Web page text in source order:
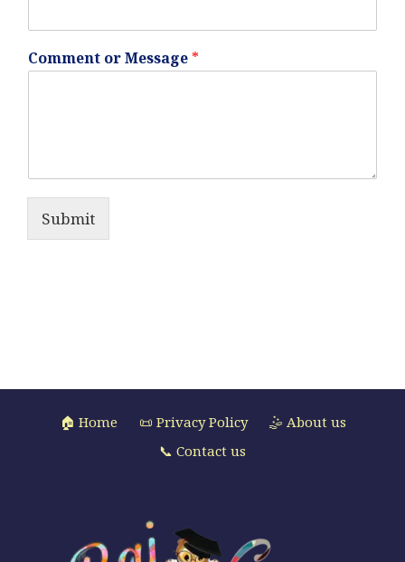
Comment or Message *
Submit
🏠 Home 📜 Privacy Policy
🤹 About us
📞 Contact us